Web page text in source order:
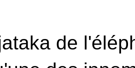
de